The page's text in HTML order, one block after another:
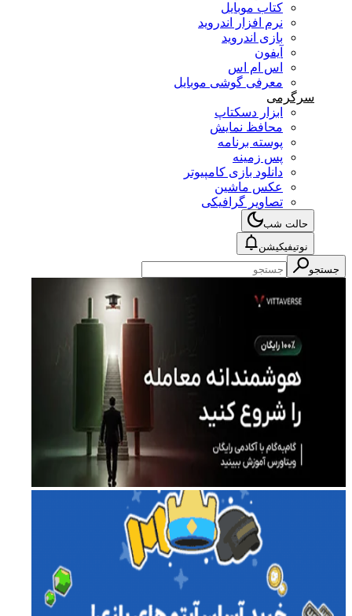
کتاب موبایل
نرم افزار اندروید
بازی اندروید
آیفون
اس ام اس
معرفی گوشی موبایل
سرگرمی
ابزار دسکتاپ
محافظ نمایش
پوسته برنامه
پس زمینه
دانلود بازی کامپیوتر
عکس ماشین
تصاویر گرافیکی
حالت شب
نوتیفیکیشن
جستجو